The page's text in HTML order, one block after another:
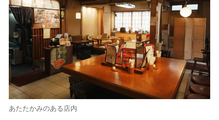
あたたかみのある店内